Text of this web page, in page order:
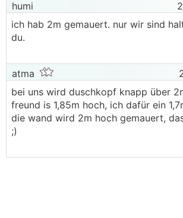
humi
ich hab 2m gemauert. nur wir sind
du.
atma
bei uns wird duschkopf knapp über
freund is 1,85m hoch, ich dafür ein
die wand wird 2m hoch gemauert,
;)